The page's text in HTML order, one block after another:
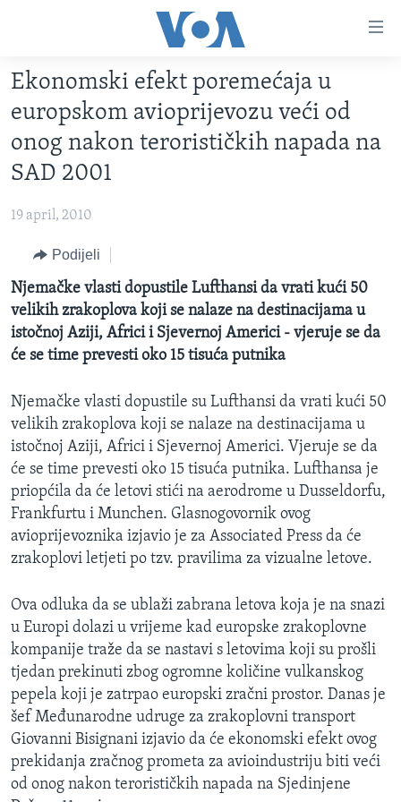
glavni
sadržaj
na
glavnu
Idi
pretragu
FOTOGRAFIJE DANA
SJEDINJENE AMERIČKE DRŽAVE
BOSNA I HERCEGOVINA
SVIJET
NAUKA I TEHNOLOGIJA
SPECIJALNI PROJEKTI
KORUPCIJA
SLOBODA MEDIJA
ŽENSKA STRANA
MAGAZIN
O GLASU AMERIKE
Learning English
PRATITE NAS
Jezici
Ekonomski efekt poremećaja u
europskom avioprijevozu veći od
onog nakon terorističkih napada na
SAD 2001
19 april, 2010
Podijeli
Njemačke vlasti dopustile Lufthansi da vrati kući 50
velikih zrakoplova koji se nalaze na destinacijama u
istočnoj Aziji, Africi i Sjevernoj Americi - vjeruje se da
će se time prevesti oko 15 tisuća putnika
Njemačke vlasti dopustile su Lufthansi da vrati kući 50
velikih zrakoplova koji se nalaze na destinacijama u
istočnoj Aziji, Africi i Sjevernoj Americi. Vjeruje se da
će se time prevesti oko 15 tisuća putnika. Lufthansa je
priopćila da će letovi stići na aerodrome u Dusseldorfu,
Frankfurtu i Munchen. Glasnogovornik ovog
avioprijevoznika izjavio je za Associated Press da će
zrakoplovi letjeti po tzv. pravilima za vizualne letove.
Ova odluka da se ublaži zabrana letova koja je na snazi
u Europi dolazi u vrijeme kad europske zrakoplovne
kompanije traže da se nastavi s letovima koji su prošli
tjedan prekinuti zbog ogromne količine vulkanskog
pepela koji je zatrpao europski zračni prostor. Danas je
šef Međunarodne udruge za zrakoplovni transport
Giovanni Bisignani izjavio da će ekonomski efekt ovog
prekidanja zračnog prometa za avioindustriju biti veći
od onog nakon terorističkih napada na Sjedinjene